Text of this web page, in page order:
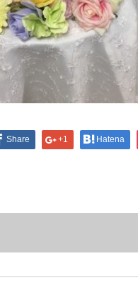
Share +1 Hatena